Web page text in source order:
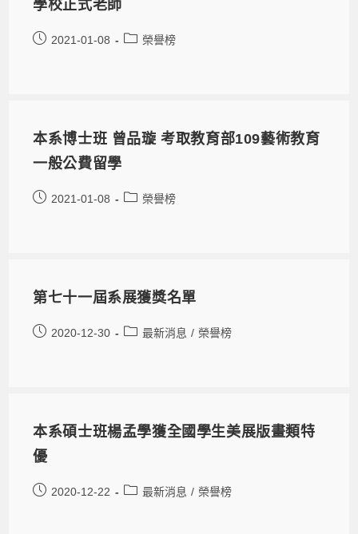
學校正式老師
2021-01-08 榮譽榜
本系博士班 曾品璇 考取教育部109藝術教育
一般公費留學
2021-01-08 榮譽榜
第七十一屆系展獲獎名單
2020-12-30 最新消息 / 榮譽榜
本系碩士班楊孟學獲全國學生美展版畫類特
優
2020-12-22 最新消息 / 榮譽榜